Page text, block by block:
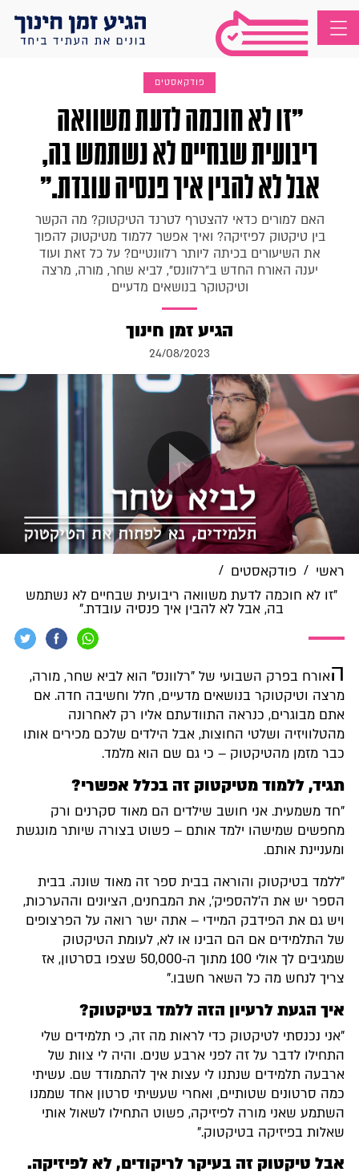
פודקאסטים
"זו לא חוכמה לדעת משוואה
ריבועית שבחיים לא נשתמש בה,
אבל לא להבין איך פנסיה עובדת."
האם למורים כדאי להצטרף לטרנד הטיקטוק? מה הקשר
בין טיקטוק לפיזיקה? ואיך אפשר ללמוד מטיקטוק להפוך
את השיעורים בכיתה ליותר רלוונטיים? על כל זאת ועוד
יענה האורח החדש ב"רלוונס", לביא שחר, מורה, מרצה
וטיקטוקר בנושאים מדעיים
הגיע זמן חינוך
24/08/2023
ראשי / פודקאסטים /
"זו לא חוכמה לדעת משוואה ריבועית שבחיים לא נשתמש
בה, אבל לא להבין איך פנסיה עובדת."
האורח בפרק השבועי של "רלוונס" הוא לביא שחר, מורה,
מרצה וטיקטוקר בנושאים מדעיים, חלל וחשיבה חדה. אם
אתם מבוגרים, כנראה התוודעתם אליו רק לאחרונה
מהטלוויזיה ושלטי החוצות, אבל הילדים שלכם מכירים אותו
כבר מזמן מהטיקטוק – כי גם שם הוא מלמד.
תגיד, ללמוד מטיקטוק זה בכלל אפשרי?
"חד משמעית. אני חושב שילדים הם מאוד סקרנים ורק
מחפשים שמישהו ילמד אותם – פשוט בצורה שיותר מונגשת
ומעניינת אותם.
"ללמד בטיקטוק והוראה בבית ספר זה מאוד שונה. בבית
הספר יש את ה'להספיק', את המבחנים, הציונים וההערכות,
ויש גם את הפידבק המיידי – אתה ישר רואה על הפרצופים
של התלמידים אם הם הבינו או לא, לעומת הטיקטוק
שמגיבים לך אולי 100 מתוך ה-50,000 שצפו בסרטון, אז
צריך לנחש מה כל השאר חשבו."
איך הגעת לרעיון הזה ללמד בטיקטוק?
"אני נכנסתי לטיקטוק כדי לראות מה זה, כי תלמידים שלי
התחילו לדבר על זה לפני ארבע שנים. והיה לי צוות של
ארבעה תלמידים שנתנו לי עצות איך להתמודד שם. עשיתי
כמה סרטונים שטותיים, ואחרי שעשיתי סרטון אחד שממנו
השתמע שאני מורה לפיזיקה, פשוט התחילו לשאול אותי
שאלות בפיזיקה בטיקטוק."
אבל טיקטוק זה בעיקר לריקודים, לא לפיזיקה.